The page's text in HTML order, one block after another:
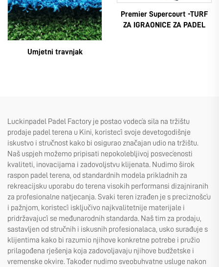
Umjetni travnjak
Premier Supercourt -TURF
ZA IGRAONICE ZA PADEL
Luckinpadel Padel Factory je postao vodeća sila na tržištu
prodaje padel terena u Kini, koristeći svoje devetogodišnje
iskustvo i stručnost kako bi osigurao značajan udio na tržištu.
Naš uspjeh možemo pripisati nepokolebljivoj posvećenosti
kvaliteti, inovacijama i zadovoljstvu klijenata. Nudimo širok
raspon padel terena, od standardnih modela prikladnih za
rekreacijsku uporabu do terena visokih performansi dizajniranih
za profesionalne natjecanja. Svaki teren izrađen je s preciznošću
i pažnjom, koristeći isključivo najkvalitetnije materijale i
pridržavajući se međunarodnih standarda. Naš tim za prodaju,
sastavljen od stručnih i iskusnih profesionalaca, usko surađuje s
klijentima kako bi razumio njihove konkretne potrebe i pružio
prilagođena rješenja koja zadovoljavaju njihove budžetske i
vremenske okvire. Također nudimo sveobuhvatne usluge nakon